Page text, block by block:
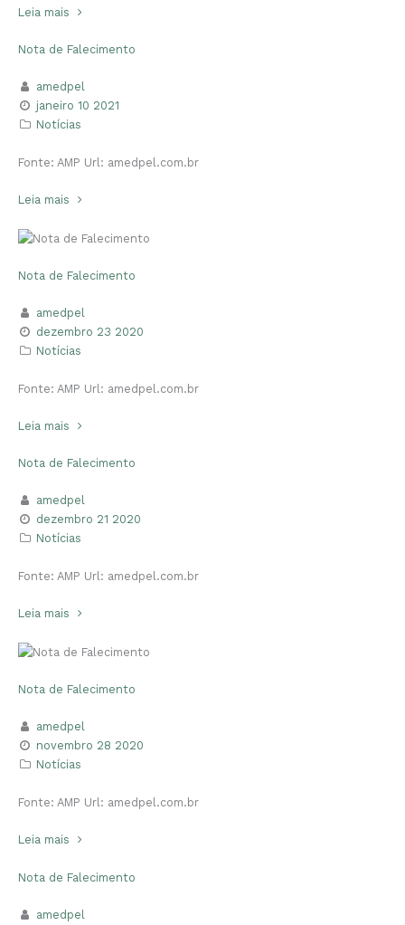
Leia mais
Nota de Falecimento
amedpel
janeiro 10 2021
Notícias
Fonte: AMP Url: amedpel.com.br
Leia mais
Nota de Falecimento
amedpel
dezembro 23 2020
Notícias
Fonte: AMP Url: amedpel.com.br
Leia mais
Nota de Falecimento
amedpel
dezembro 21 2020
Notícias
Fonte: AMP Url: amedpel.com.br
Leia mais
Nota de Falecimento
amedpel
novembro 28 2020
Notícias
Fonte: AMP Url: amedpel.com.br
Leia mais
Nota de Falecimento
amedpel